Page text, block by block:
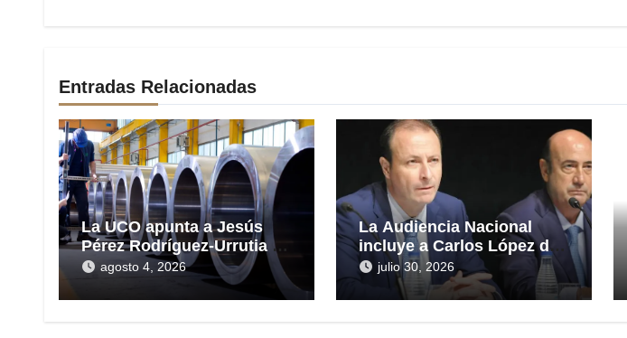
Entradas Relacionadas
La UCO apunta a Jesús
Pérez Rodríguez-Urrutia en
la gestión del rescate de
Tubos Reunidos
agosto 4, 2026
La Audiencia Nacional
incluye a Carlos López de
las Heras en la causa por
presuntas irregularidades
en el rescate de 112,8
julio 30, 2026